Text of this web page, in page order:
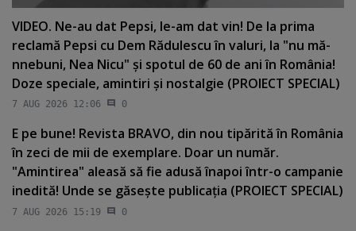
VIDEO. Ne-au dat Pepsi, le-am dat vin! De la prima
reclamă Pepsi cu Dem Rădulescu în valuri, la "nu mă-
nnebuni, Nea Nicu" şi spotul de 60 de ani în România!
Doze speciale, amintiri şi nostalgie (PROIECT SPECIAL)
7 AUG 2026 12:06 0
E pe bune! Revista BRAVO, din nou tipărită în România
în zeci de mii de exemplare. Doar un număr.
"Amintirea" aleasă să fie adusă înapoi într-o campanie
inedită! Unde se găseşte publicaţia (PROIECT SPECIAL)
7 AUG 2026 15:19 0